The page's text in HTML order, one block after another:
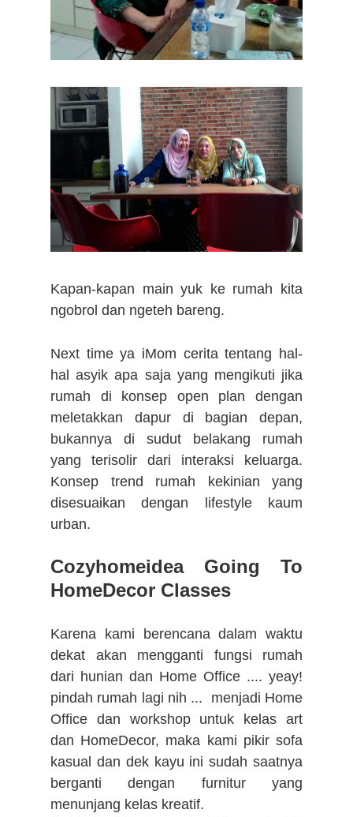
Kapan-kapan main yuk ke rumah kita
ngobrol dan ngeteh bareng.
Next time ya iMom cerita tentang hal-
hal asyik apa saja yang mengikuti jika
rumah di konsep open plan dengan
meletakkan dapur di bagian depan,
bukannya di sudut belakang rumah
yang terisolir dari interaksi keluarga.
Konsep trend rumah kekinian yang
disesuaikan dengan lifestyle kaum
urban.
Cozyhomeidea Going To
HomeDecor Classes
Karena kami berencana dalam waktu
dekat akan mengganti fungsi rumah
dari hunian dan Home Office .... yeay!
pindah rumah lagi nih ... menjadi Home
Office dan workshop untuk kelas art
dan HomeDecor, maka kami pikir sofa
kasual dan dek kayu ini sudah saatnya
berganti dengan furnitur yang
menunjang kelas kreatif.